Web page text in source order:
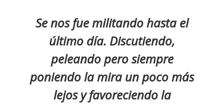
Se nos fue militando hasta el
último día. Discutiendo,
peleando pero siempre
poniendo la mira un poco más
lejos y favoreciendo la